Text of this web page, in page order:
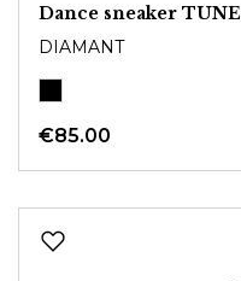
Dance sneaker TUNE
DIAMANT
€85.00